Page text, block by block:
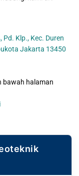
Klp., Kec. Duren
Jakarta 13450
bawah halaman